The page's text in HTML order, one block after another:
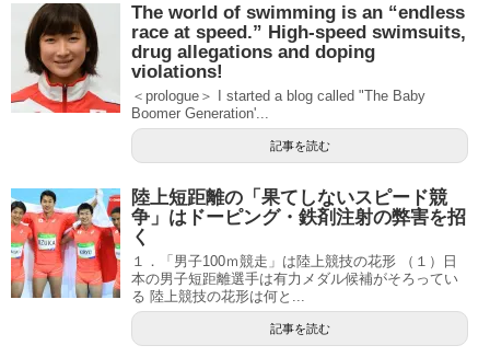
The world of swimming is an “endless
race at speed.” High-speed swimsuits,
drug allegations and doping
violations!
＜prologue＞ I started a blog called "The Baby
Boomer Generation'...
記事を読む
陸上短距離の「果てしないスピード競
争」はドーピング・鉄剤注射の弊害を招
く
１．「男子100ｍ競走」は陸上競技の花形 （１）日
本の男子短距離選手は有力メダル候補がそろってい
る 陸上競技の花形は何と...
記事を読む